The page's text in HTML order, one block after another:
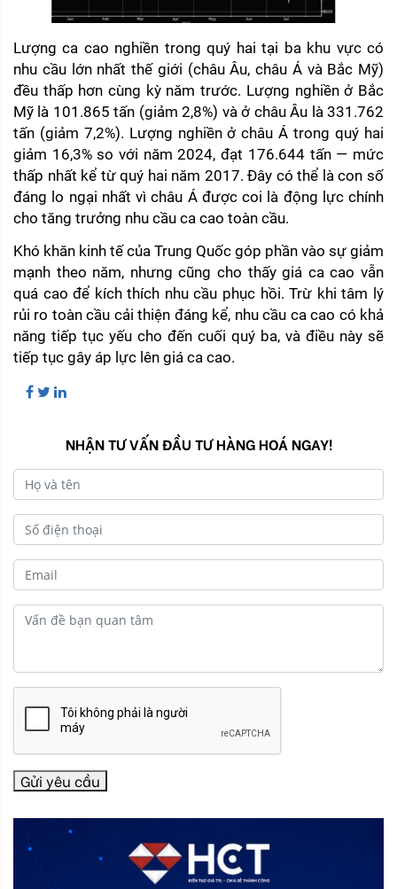
Lượng ca cao nghiền trong quý hai tại ba khu vực có
nhu cầu lớn nhất thế giới (châu Âu, châu Á và Bắc Mỹ)
đều thấp hơn cùng kỳ năm trước. Lượng nghiền ở Bắc
Mỹ là 101.865 tấn (giảm 2,8%) và ở châu Âu là 331.762
tấn (giảm 7,2%). Lượng nghiền ở châu Á trong quý hai
giảm 16,3% so với năm 2024, đạt 176.644 tấn — mức
thấp nhất kể từ quý hai năm 2017. Đây có thể là con số
đáng lo ngại nhất vì châu Á được coi là động lực chính
cho tăng trưởng nhu cầu ca cao toàn cầu.
Khó khăn kinh tế của Trung Quốc góp phần vào sự giảm
mạnh theo năm, nhưng cũng cho thấy giá ca cao vẫn
quá cao để kích thích nhu cầu phục hồi. Trừ khi tâm lý
rủi ro toàn cầu cải thiện đáng kể, nhu cầu ca cao có khả
năng tiếp tục yếu cho đến cuối quý ba, và điều này sẽ
tiếp tục gây áp lực lên giá ca cao.
NHẬN TƯ VẤN ĐẦU TƯ HÀNG HOÁ NGAY!
Gửi yêu cầu